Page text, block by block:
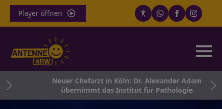
Player öffnen
Neuer Chefarzt in Köln: Dr. Alexander Adam
übernimmt das Institut für Pathologie